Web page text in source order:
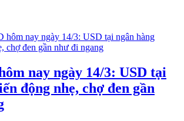
nay ngày 14/3: USD tại
động nhẹ, chợ đen gần